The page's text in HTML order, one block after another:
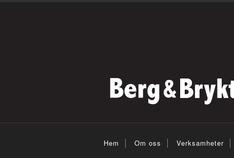
Hem Om oss Verksamheter